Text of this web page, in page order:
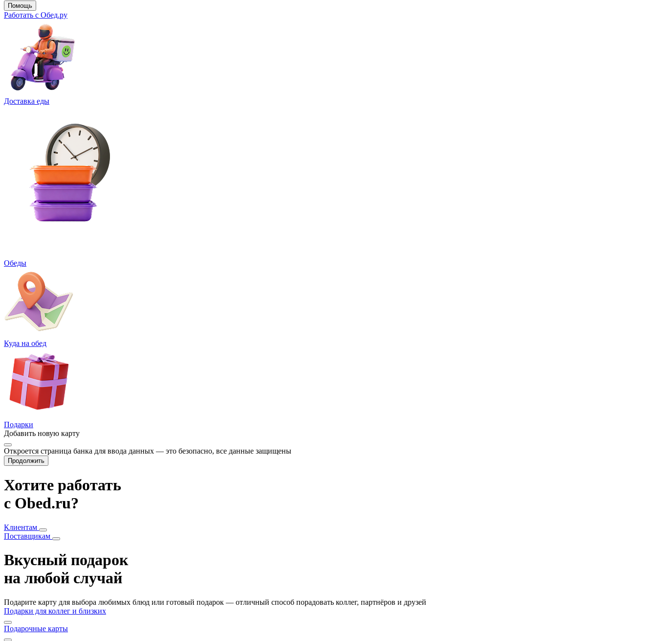
Помощь
Работать с Обед.ру
Доставка еды
Обеды
Куда на обед
Подарки
Добавить новую карту
Откроется страница банка для ввода данных — это безопасно, все данные защищены
Продолжить
Хотите работать
с Obed.ru?
Клиентам
Поставщикам
Вкусный подарок
на любой случай
Подарите карту для выбора любимых блюд или готовый подарок — отличный способ порадовать коллег, партнёров и друзей
Подарки для коллег и близких
Подарочные карты